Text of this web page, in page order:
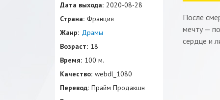
После
мечту —
сердце и
Дата выхода: 2020-08-28
Страна: Франция
Жанр: Драмы
Возраст: 18
Время: 100 м.
Качество: webdl_1080
Перевод: Прайм Продакшн